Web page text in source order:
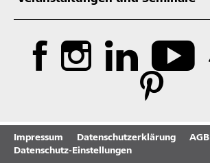
Impressum Datenschutzerklärung
AGB
Datenschutz-Einstellungen